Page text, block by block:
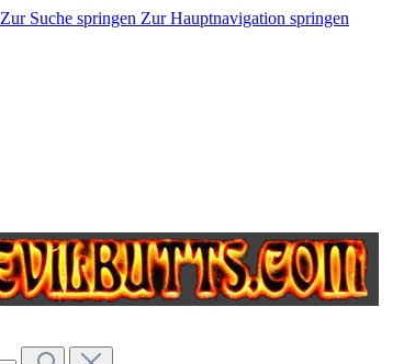
Zur Suche springen Zur Hauptnavigation springen